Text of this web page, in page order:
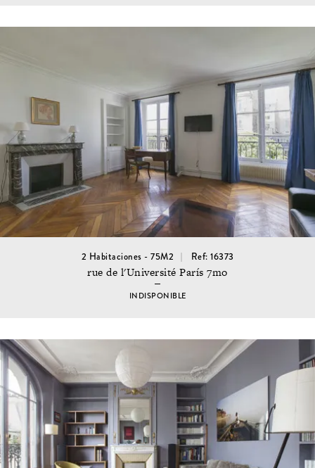
2 Habitaciones - 75M2 Ref: 16373
rue de l'Université París 7mo
INDISPONIBLE